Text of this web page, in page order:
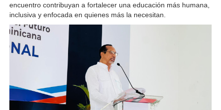
encuentro contribuyan a fortalecer una educación más humana,
inclusiva y enfocada en quienes más la necesitan.